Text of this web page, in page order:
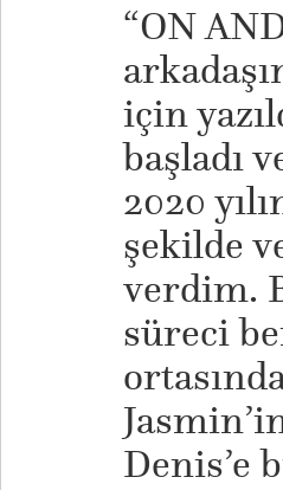
“ON
için
başladı
2020
şekilde
verdim.
süreci
Denis’e